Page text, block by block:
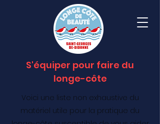
S'équiper pour faire du
longe-côte
Voici une liste non exhaustive du
matériel utile pour la pratique du